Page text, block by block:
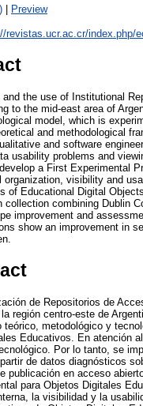
| Preview
revistas.ucr.ac.cr/index.php/
and the use of Institutional
to the mid-east area of
model, which is
and methodological
and software
usability problems and
a First Experimental
visibility and
of Educational Digital
combining Dublin
improvement and
show an improvement in
de Repositorios de
región centro-este de
teórico, metodológico y
Educativos. En atención
Por lo tanto, se
de datos diagnósticos
publicación en acceso
para Objetos Digitales
la visibilidad y la